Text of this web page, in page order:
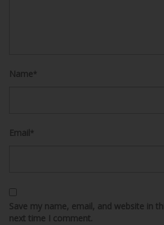
Name*
Email *
Save my name, email, and website in
next time I comment.